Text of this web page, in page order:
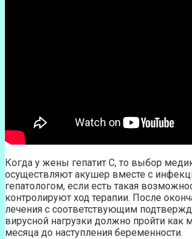
Когда у жены гепатит С, то выбор
осуществляют акушер вместе с
гепатологом, если есть такая
контролируют ход терапии. После
лечения с соответствующим
вирусной нагрузки должно пройти как
месяца до наступления беременности.